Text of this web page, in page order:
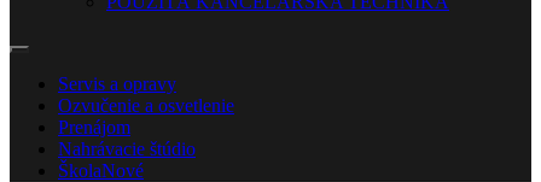
Servis a opravy
Ozvučenie a osvetlenie
Prenájom
Nahrávacie štúdio
ŠkolaNové